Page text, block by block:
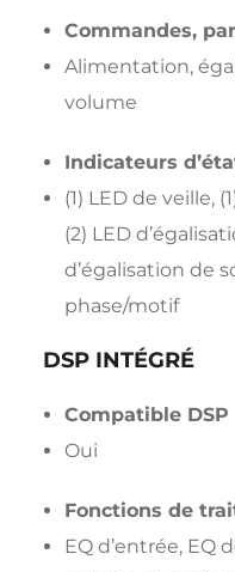
Commandes,
Alimentation,
volume
Indicateurs
(1) LED de veille,
(2) LED
d’égalisation de
phase/motif
DSP INTÉGRÉ
Compatible DSP
Oui
Fonctions de
EQ d’entrée, EQ